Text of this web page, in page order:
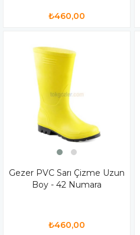
₺460,00
Gezer PVC Sarı Çizme Uzun
Boy - 42 Numara
₺460,00